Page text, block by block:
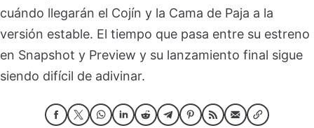
cuándo llegarán el Cojín y la Cama de Paja a la
versión estable. El tiempo que pasa entre su estreno
en Snapshot y Preview y su lanzamiento final sigue
siendo difícil de adivinar.